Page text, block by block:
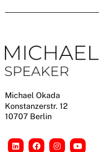
Michael Okada
Konstanzerstr. 12
10707 Berlin